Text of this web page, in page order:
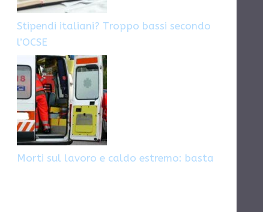
Stipendi italiani? Troppo bassi secondo
l’OCSE
Morti sul lavoro e caldo estremo: basta